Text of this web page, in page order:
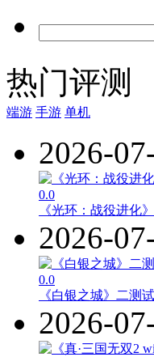
热门评测
端游 手游 单机
2026-
0.0
《光环：战役进化
2026-
0.0
《白银之城》二测
2026-